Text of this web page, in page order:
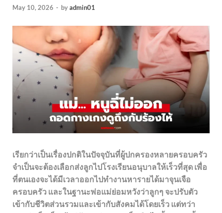
May 10, 2026 - byadmin01
เรียกว่าเป็นเรื่องปกติในปัจจุบันที่ผู้ปกครองหลายครอบครัว
จำเป็นจะต้องเลือกส่งลูกไปโรงเรียนอนุบาลให้เร็วที่สุด เพื่อ
ที่ตนเองจะได้มีเวลาออกไปทำงานหารายได้มาจุนเจือ
ครอบครัว และในฐานะพ่อแม่ย่อมหวังว่าลูกๆ จะปรับตัว
เข้ากับชีวิตส่วนรวมและเข้ากับสังคมได้โดยเร็ว แต่ทว่า